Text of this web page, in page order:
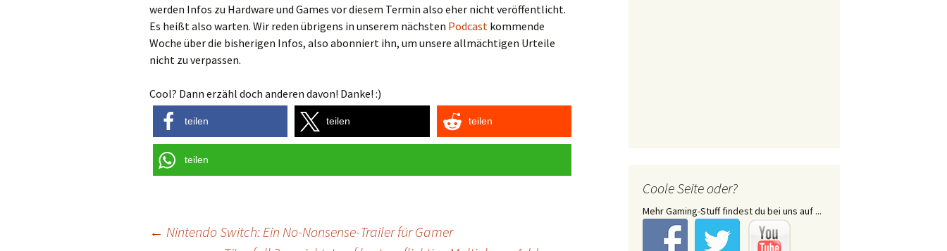
werden Infos zu Hardware und Games vor diesem Termin also eher nicht veröffentlicht.
Es heißt also warten. Wir reden übrigens in unserem nächsten Podcast kommende
Woche über die bisherigen Infos, also abonniert ihn, um unsere allmächtigen Urteile
nicht zu verpassen.
Cool? Dann erzähl doch anderen davon! Danke! :)
teilen teilen teilen
teilen
← Nintendo Switch: Ein No-Nonsense-Trailer für Gamer
Coole Seite oder?
Mehr Gaming-Stuff findest du bei uns auf ...